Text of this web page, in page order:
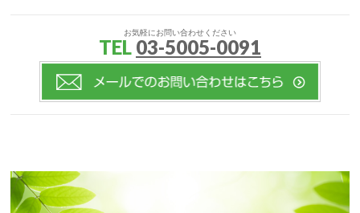
お気軽にお問い合わせください
TEL 03-5005-0091